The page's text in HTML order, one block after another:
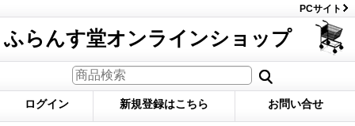
PCサイト
ふらんす堂オンラインショップ
ログイン 新規登録はこちら お問い合せ